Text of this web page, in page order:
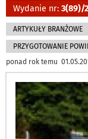
Wydanie nr: 3(89)/
ARTYKUŁY BRANŻOWE
PRZYGOTOWANIE
ponad rok temu